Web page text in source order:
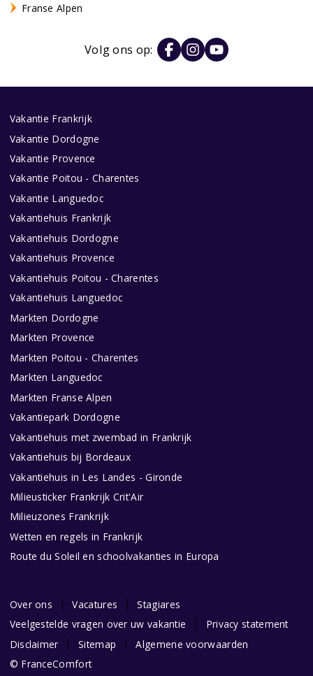
Franse Alpen
Volg ons op:
Vakantie Frankrijk
Vakantie Dordogne
Vakantie Provence
Vakantie Poitou - Charentes
Vakantie Languedoc
Vakantiehuis Frankrijk
Vakantiehuis Dordogne
Vakantiehuis Provence
Vakantiehuis Poitou - Charentes
Vakantiehuis Languedoc
Markten Dordogne
Markten Provence
Markten Poitou - Charentes
Markten Languedoc
Markten Franse Alpen
Vakantiepark Dordogne
Vakantiehuis met zwembad in Frankrijk
Vakantiehuis bij Bordeaux
Vakantiehuis in Les Landes - Gironde
Milieusticker Frankrijk Crit'Air
Milieuzones Frankrijk
Wetten en regels in Frankrijk
Route du Soleil en schoolvakanties in Europa
Over ons Vacatures
Stagiares
Veelgestelde vragen over uw vakantie
Privacy statement
Disclaimer
Sitemap
Algemene voorwaarden
© FranceComfort